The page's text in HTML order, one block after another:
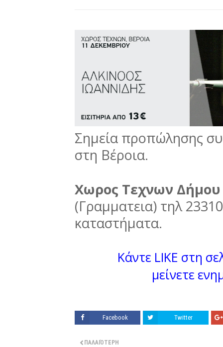
Σημεία προπώλησης
στη Βέροια.
Χωρος Τεχνων Δήμου
(Γραμματεια) τηλ
καταστήματα.
Κάντε LIKE στη
μείνετε
Facebook Twitter
ΠΑΛΑΙΌΤΕΡΗ